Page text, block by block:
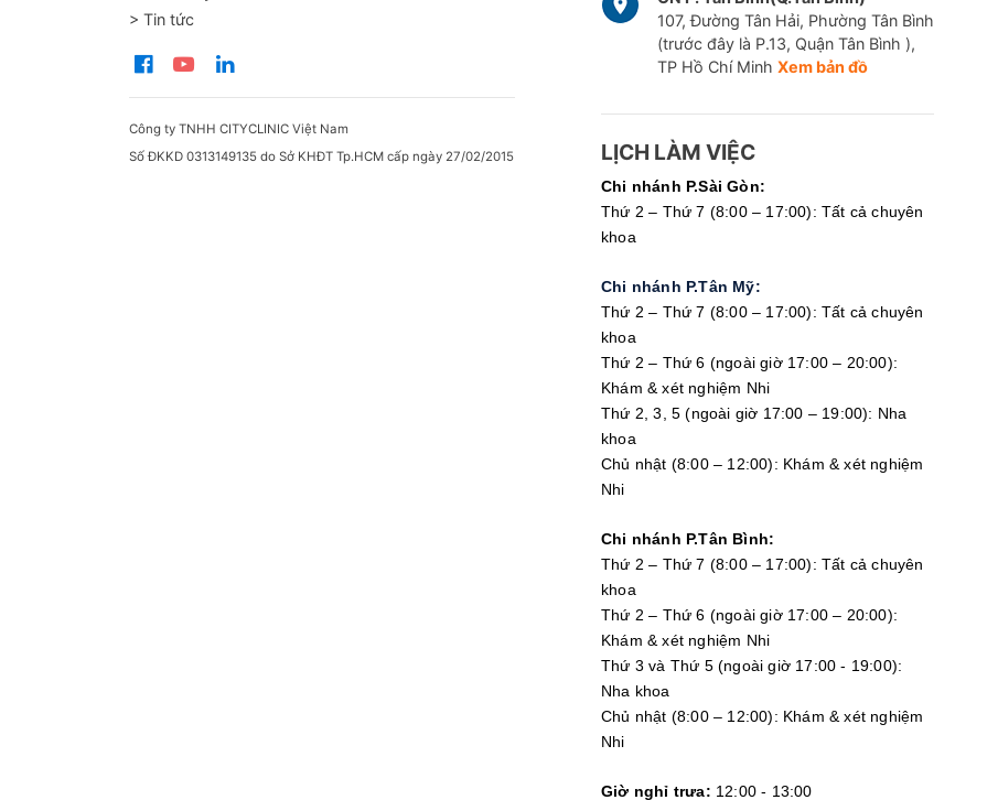
> Tin tức
Công ty TNHH CITYCLINIC Việt Nam
Số ĐKKD 0313149135 do Sở KHĐT Tp.HCM cấp ngày 27/02/2015
107, Đường Tân Hải, Phường Tân Bình
(trước đây là P.13, Quận Tân Bình ),
TP Hồ Chí Minh Xem bản đồ
LỊCH LÀM VIỆC
Chi nhánh P.Sài Gòn:
Thứ 2 – Thứ 7 (8:00 – 17:00): Tất cả chuyên
khoa
Chi nhánh P.Tân Mỹ:
Thứ 2 – Thứ 7 (8:00 – 17:00): Tất cả chuyên
khoa
Thứ 2 – Thứ 6 (ngoài giờ 17:00 – 20:00):
Khám & xét nghiệm Nhi
Thứ 2, 3, 5 (ngoài giờ 17:00 – 19:00): Nha
khoa
Chủ nhật (8:00 – 12:00): Khám & xét nghiệm
Nhi
Chi nhánh P.Tân Bình:
Thứ 2 – Thứ 7 (8:00 – 17:00): Tất cả chuyên
khoa
Thứ 2 – Thứ 6 (ngoài giờ 17:00 – 20:00):
Khám & xét nghiệm Nhi
Thứ 3 và Thứ 5 (ngoài giờ 17:00 - 19:00):
Nha khoa
Chủ nhật (8:00 – 12:00): Khám & xét nghiệm
Nhi
Giờ nghỉ trưa: 12:00 - 13:00